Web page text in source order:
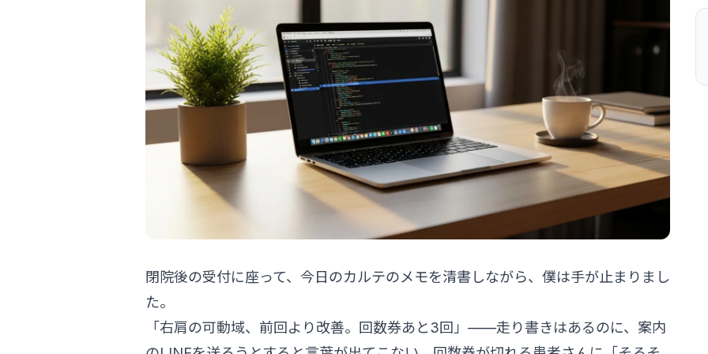
閉院後の受付に座って、今日のカルテのメモを清書しながら、僕は手が止まりまし
た。
「右肩の可動域、前回より改善。回数券あと3回」——走り書きはあるのに、案内